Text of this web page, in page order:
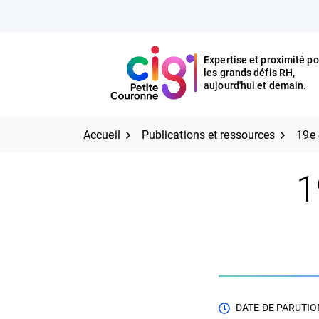
CIG Petite Couronne
Expertise et proximité
les grands défis RH,
aujourd'hui et demain.
CIG Petite Couronne
Expertise et proximité pour
les grands défis RH,
aujourd'hui et demain.
Accueil Publications et ressources 19e
DATE DE